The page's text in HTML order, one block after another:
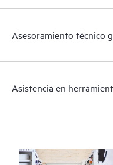
Asesoramiento técnico
Asistencia en